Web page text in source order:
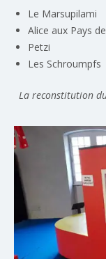
Le Marsupilami
Alice aux Pays
Petzi
Les Schroumpfs
La reconstitution